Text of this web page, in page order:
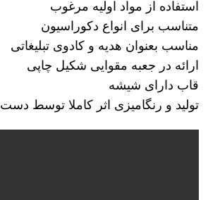
استفاده از مواد اولیه مرغوب
متناسب برای انواع دکوراسیون
مناسب بعنوان هدیه و کادوی تبلیغاتی
ارائه در جعبه مقوایی شکیل چاپی
قاب دارای شیشه
تولید و رنگامیزی اثر کاملا توسط دست